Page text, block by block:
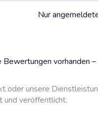
Bewertungen vorhanden
Nur
oder unsere
und veröffentlicht.